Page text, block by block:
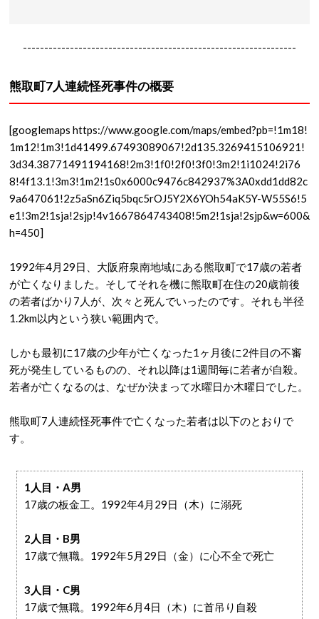
----------------------------------------------------------------
熊取町7人連続怪死事件の概要
[googlemaps https://www.google.com/maps/embed?pb=!1m18!
1m12!1m3!1d41499.67493089067!2d135.3269415106921!
3d34.38771491194168!2m3!1f0!2f0!3f0!3m2!1i1024!2i76
8!4f13.1!3m3!1m2!1s0x6000c9476c842937%3A0xdd1dd82c
9a647061!2z5aSn6Ziq5bqc5rOJ5Y2X6YOh54aK5Y-W55S6!5
e1!3m2!1sja!2sjp!4v1667864743408!5m2!1sja!2sjp&w=600&
h=450]
1992年4月29日、大阪府泉南地域にある熊取町で17歳の若者
が亡くなりました。そしてそれを機に熊取町在住の20歳前後
の若者ばかり7人が、次々と死んでいったのです。それも半径
1.2km以内という狭い範囲内で。
しかも最初に17歳の少年が亡くなった1ヶ月後に2件目の不審
死が発生しているものの、それ以降は1週間毎に若者が自殺。
若者が亡くなるのは、なぜか決まって水曜日か木曜日でした。
熊取町7人連続怪死事件で亡くなった若者は以下のとおりで
す。
1人目・A男
17歳の板金工。1992年4月29日（木）に溺死
2人目・B男
17歳で無職。1992年5月29日（金）に心不全で死亡
3人目・C男
17歳で無職。1992年6月4日（木）に首吊り自殺